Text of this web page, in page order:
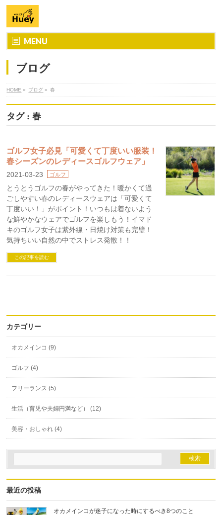
MENU
ブログ
HOME » ブログ » 春
タグ : 春
ゴルフ女子必見「可愛くて丁度いい服装！
春シーズンのレディースゴルフウェア」
2021-03-23 ゴルフ
とうとうゴルフの春がやってきた！暖かくて過
ごしやすい春のレディースウェアは「可愛くて
丁度いい！」がポイント！いつもは着ないよう
な鮮やかなウェアでゴルフを楽しもう！イマド
キのゴルフ女子は紫外線・日焼け対策も完璧！
気持ちいい自然の中でストレス発散！！
この記事を読む
カテゴリー
オカメインコ (9)
ゴルフ (4)
フリーランス (5)
生活（育児や夫婦円満など） (12)
美容・おしゃれ (4)
最近の投稿
オカメインコが迷子になった時にするべき8つのこと